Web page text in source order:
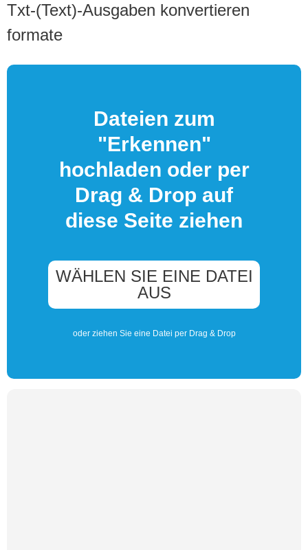
Txt-(Text)-Ausgaben konvertieren
formate
Dateien zum
"Erkennen"
hochladen oder per
Drag & Drop auf
diese Seite ziehen
WÄHLEN SIE EINE DATEI
AUS
oder ziehen Sie eine Datei per Drag & Drop